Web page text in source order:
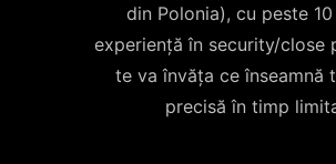
din Polonia), cu peste
experiență în security/close
te va învăța ce înseamnă
precisă în timp